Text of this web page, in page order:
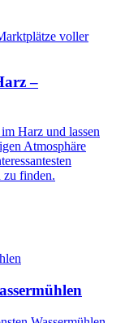
–
Harz und lassen
Atmosphäre
zu finden.